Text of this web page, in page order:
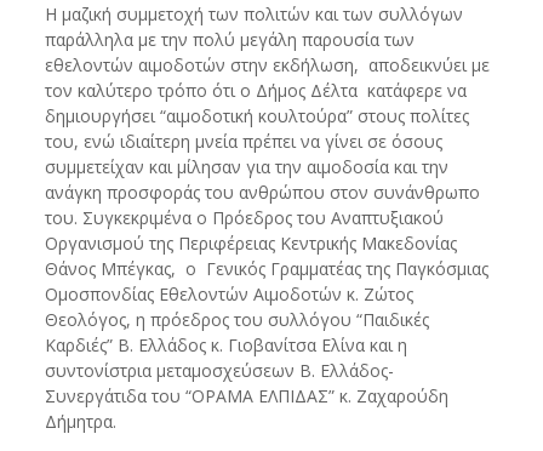
Η μαζική συμμετοχή των πολιτών και των συλλόγων
παράλληλα με την πολύ μεγάλη παρουσία των
εθελοντών αιμοδοτών στην εκδήλωση, αποδεικνύει με
τον καλύτερο τρόπο ότι ο Δήμος Δέλτα κατάφερε να
δημιουργήσει “αιμοδοτική κουλτούρα” στους πολίτες
του, ενώ ιδιαίτερη μνεία πρέπει να γίνει σε όσους
συμμετείχαν και μίλησαν για την αιμοδοσία και την
ανάγκη προσφοράς του ανθρώπου στον συνάνθρωπο
του. Συγκεκριμένα ο Πρόεδρος του Αναπτυξιακού
Οργανισμού της Περιφέρειας Κεντρικής Μακεδονίας
Θάνος Μπέγκας, ο Γενικός Γραμματέας της Παγκόσμιας
Ομοσπονδίας Εθελοντών Αιμοδοτών κ. Ζώτος
Θεολόγος, η πρόεδρος του συλλόγου “Παιδικές
Καρδιές” Β. Ελλάδος κ. Γιοβανίτσα Ελίνα και η
συντονίστρια μεταμοσχεύσεων Β. Ελλάδος-
Συνεργάτιδα του “ΟΡΑΜΑ ΕΛΠΙΔΑΣ” κ. Ζαχαρούδη
Δήμητρα.